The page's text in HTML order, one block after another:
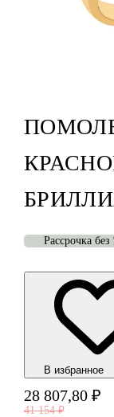
Рассрочка без
В избранноe
28 807,80 ₽
41 154 ₽